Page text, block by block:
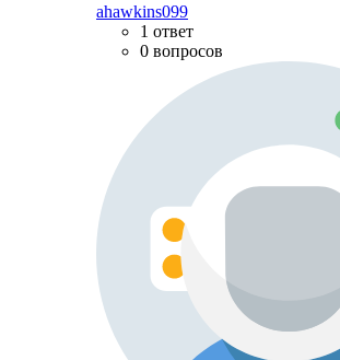
ahawkins099
1 ответ
0 вопросов